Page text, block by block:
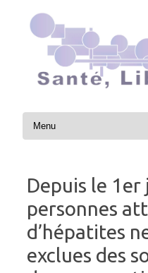
Skip to content
Depuis le
personnes
d’hépatites
exclues des